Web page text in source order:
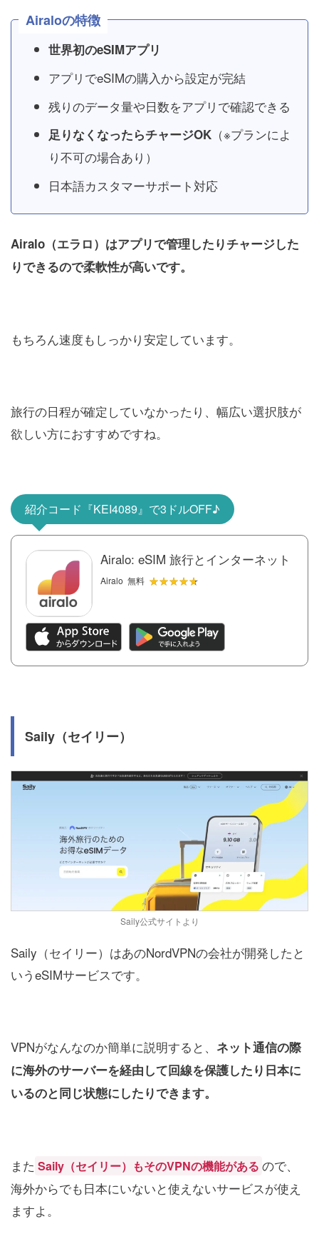
Airaloの特徴
世界初のeSIMアプリ
アプリでeSIMの購入から設定が完結
残りのデータ量や日数をアプリで確認できる
足りなくなったらチャージOK （※プランによ
り不可の場合あり）
日本語カスタマーサポート対応
Airalo（エラロ）はアプリで管理したりチャージした
りできるので柔軟性が高いです。
もちろん速度もしっかり安定しています。
旅行の日程が確定していなかったり、幅広い選択肢が
欲しい方におすすめですね。
紹介コード『KEI4089』で3ドルOFF♪
Airalo: eSIM 旅行とインターネット
Airalo 無料 ★★★★★
★★★★★
Saily（セイリー）
Saily公式サイトより
Saily（セイリー）はあのNordVPNの会社が開発したと
いうeSIMサービスです。
VPNがなんなのか簡単に説明すると、 ネット通信の際
に海外のサーバーを経由して回線を保護したり日本に
いるのと同じ状態にしたりできます。
また Saily（セイリー）もそのVPNの機能がある ので、
海外からでも日本にいないと使えないサービスが使え
ますよ。